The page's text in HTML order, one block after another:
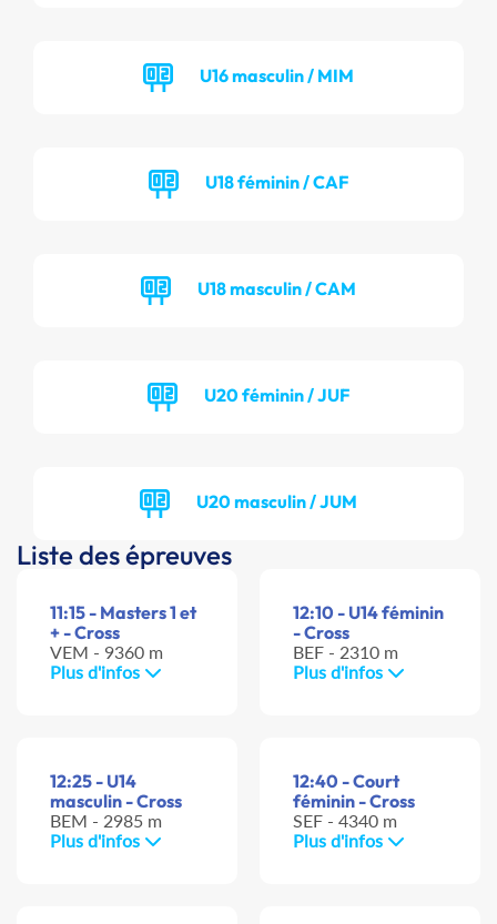
U16 masculin / MIM
U18 féminin / CAF
U18 masculin / CAM
U20 féminin / JUF
U20 masculin / JUM
Liste des épreuves
11:15 - Masters 1 et
+ - Cross
VEM - 9360 m
Plus d'infos
12:10 - U14 féminin
- Cross
BEF - 2310 m
Plus d'infos
12:25 - U14
masculin - Cross
BEM - 2985 m
Plus d'infos
12:40 - Court
féminin - Cross
SEF - 4340 m
Plus d'infos